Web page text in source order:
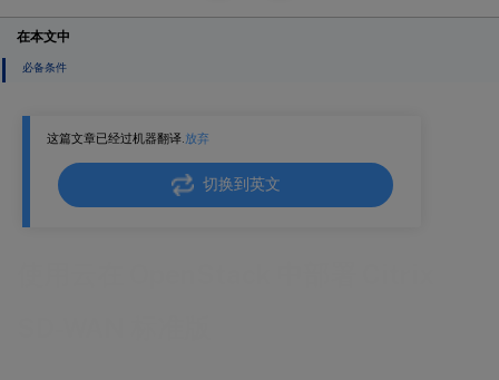
这篇文章已经过机器翻译.放弃
切换到英文
在本文中
必备条件